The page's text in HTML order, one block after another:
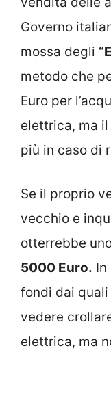
Governo
mossa degli
metodo che
Euro per
elettrica, ma
più in caso di
Se il proprio
vecchio e
otterrebbe
5000 Euro. In
fondi dai
vedere
elettrica, ma